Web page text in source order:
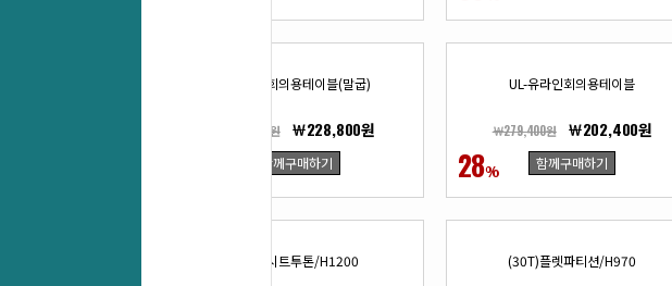
PS-알펜회의용테이블(말굽)
￦313,500원 ￦228,800원
함께구매하기 28%
UL-유라인회의용테이블
￦279,400원 ￦202,400원
함께구매하기
(30T)시트투톤/H1200 (30T)플렛파티션/H970